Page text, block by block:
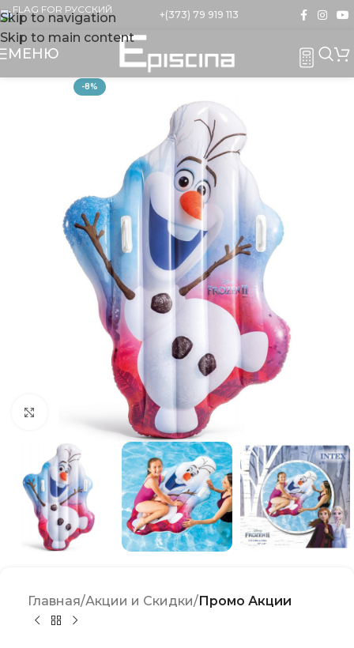
Skip to navigation
Skip to main content
+(373) 79 919 113
МЕНЮ
-8%
Click to enlarge
Главная Акции и Скидки Промо Акции